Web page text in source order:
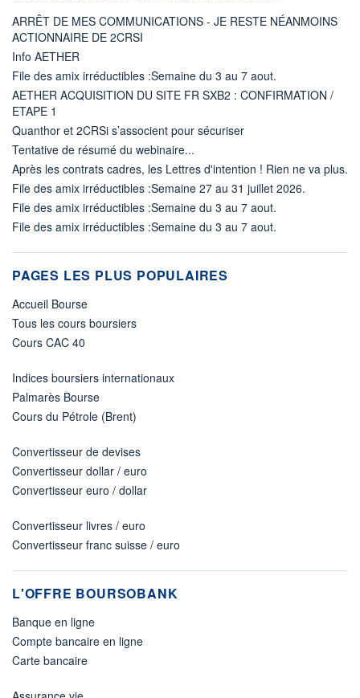
ARRÊT DE MES COMMUNICATIONS - JE RESTE NÉANMOINS
ACTIONNAIRE DE 2CRSI
Info AETHER
File des amix irréductibles :Semaine du 3 au 7 aout.
AETHER ACQUISITION DU SITE FR SXB2 : CONFIRMATION /
ETAPE 1
Quanthor et 2CRSi s’associent pour sécuriser
Tentative de résumé du webinaire...
Après les contrats cadres, les Lettres d'intention ! Rien ne va plus.
File des amix irréductibles :Semaine 27 au 31 juillet 2026.
File des amix irréductibles :Semaine du 3 au 7 aout.
File des amix irréductibles :Semaine du 3 au 7 aout.
PAGES LES PLUS POPULAIRES
Accueil Bourse
Tous les cours boursiers
Cours CAC 40
Indices boursiers internationaux
Palmarès Bourse
Cours du Pétrole (Brent)
Convertisseur de devises
Convertisseur dollar / euro
Convertisseur euro / dollar
Convertisseur livres / euro
Convertisseur franc suisse / euro
L'OFFRE BOURSOBANK
Banque en ligne
Compte bancaire en ligne
Carte bancaire